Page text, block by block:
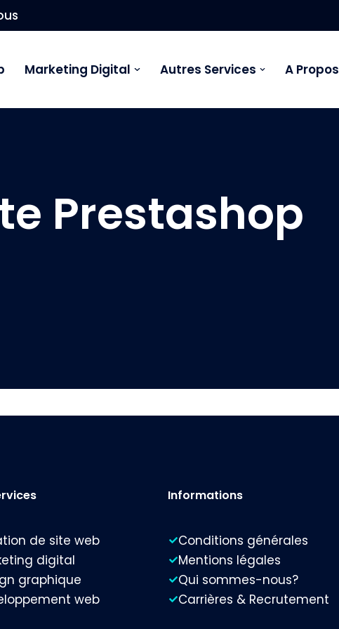
Marketing Digital Autres Services A Propos
Prestashop
de site web
digital
graphique
web
Informations
Conditions générales
Mentions légales
Qui sommes-nous?
Carrières & Recrutement